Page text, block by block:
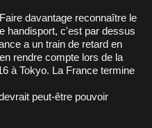
davantage reconnaître le
handisport, c'est par dessus
a un train de retard en
rendre compte lors de la
à Tokyo. La France termine
peut-être pouvoir